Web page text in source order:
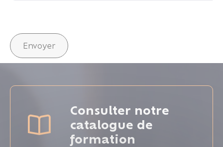
Envoyer
Consulter notre
catalogue de
formation